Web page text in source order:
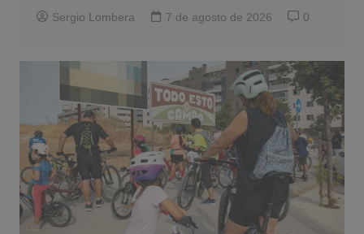
Sergio Lombera 7 de agosto de 2026 0